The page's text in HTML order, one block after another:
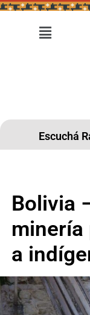
Escuchá
Bolivia
minería
a